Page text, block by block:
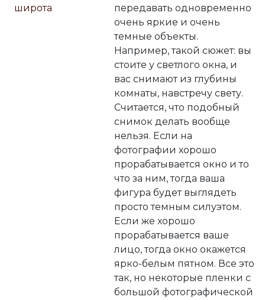
широта
передавать одновременно
очень яркие и очень
темные объекты.
Например, такой сюжет: вы
стоите у светлого окна, и
вас снимают из глубины
комнаты, навстречу свету.
Считается, что подобный
снимок делать вообще
нельзя. Если на
фотографии хорошо
прорабатывается окно и то
что за ним, тогда ваша
фигура будет выглядеть
просто темным силуэтом.
Если же хорошо
прорабатывается ваше
лицо, тогда окно окажется
ярко-белым пятном. Все это
так, но некоторые пленки с
большой фотографической